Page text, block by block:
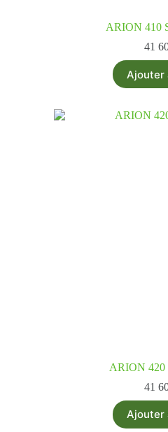
ARION 410
41
Ajouter
ARION
41
Ajouter